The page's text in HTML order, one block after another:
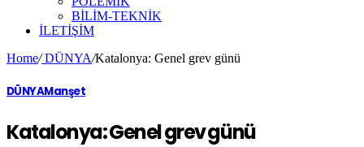
BİLİM-TEKNİK
ILETIŞIM
Home/DÜNYA/Katalonya: Genel grev günü
DÜNYAManşet
Katalonya: Genel grev günü